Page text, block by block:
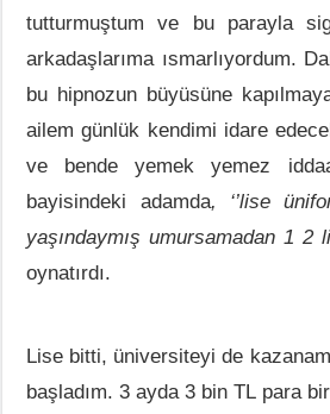
tutturmuştum ve bu parayla
arkadaşlarıma ısmarlıyordum.
bu hipnozun büyüsüne
ailem günlük kendimi idare
ve bende yemek yemez
bayisindeki adamda, ‘’lise
yaşındaymış umursamadan 1 2
oynatırdı.
Lise bitti, üniversiteyi de
başladım. 3 ayda 3 bin TL para